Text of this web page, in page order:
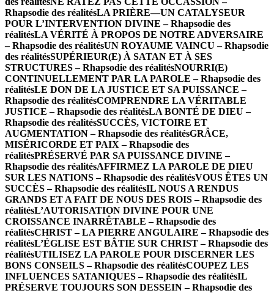
Rhapsodie des réalitésLA PRIÈRE—UN CATALYSEUR
POUR L’INTERVENTION DIVINE – Rhapsodie des
réalitésLA VÉRITÉ À PROPOS DE NOTRE ADVERSAIRE
– Rhapsodie des réalitésUN ROYAUME VAINCU – Rhapsodie
des réalitésSUPÉRIEUR(E) À SATAN ET À SES
STRUCTURES – Rhapsodie des réalitésNOURRI(E)
CONTINUELLEMENT PAR LA PAROLE – Rhapsodie des
réalitésLE DON DE LA JUSTICE ET SA PUISSANCE –
Rhapsodie des réalitésCOMPRENDRE LA VÉRITABLE
JUSTICE – Rhapsodie des réalitésLA BONTÉ DE DIEU –
Rhapsodie des réalitésSUCCÈS, VICTOIRE ET
AUGMENTATION – Rhapsodie des réalitésGRÂCE,
MISÉRICORDE ET PAIX – Rhapsodie des
réalitésPRÉSERVÉ PAR SA PUISSANCE DIVINE –
Rhapsodie des réalitésAFFIRMEZ LA PAROLE DE DIEU
SUR LES NATIONS – Rhapsodie des réalitésVOUS ÊTES UN
SUCCÈS – Rhapsodie des réalitésIL NOUS A RENDUS
GRANDS ET A FAIT DE NOUS DES ROIS – Rhapsodie des
réalitésL’AUTORISATION DIVINE POUR UNE
CROISSANCE INARRÊTABLE – Rhapsodie des
réalitésCHRIST – LA PIERRE ANGULAIRE – Rhapsodie des
réalitésL’ÉGLISE EST BÂTIE SUR CHRIST – Rhapsodie des
réalitésUTILISEZ LA PAROLE POUR DISCERNER LES
BONS CONSEILS – Rhapsodie des réalitésCOUPEZ LES
INFLUENCES SATANIQUES – Rhapsodie des réalitésIL
PRÉSERVE TOUJOURS SON DESSEIN – Rhapsodie des